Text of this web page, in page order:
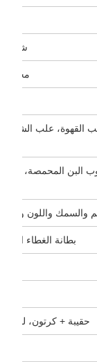
شكل
مخصصة
القهوة، علب الشاي،
المحمصة، أوراق
والسمك واللون ونقش
بطانة الغطاء
حقيبة + كرتون، لفة